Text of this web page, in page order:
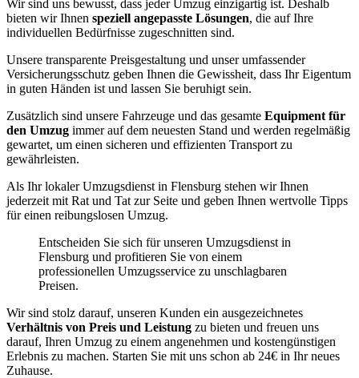
Wir sind uns bewusst, dass jeder Umzug einzigartig ist. Deshalb
bieten wir Ihnen speziell angepasste Lösungen, die auf Ihre
individuellen Bedürfnisse zugeschnitten sind.
Unsere transparente Preisgestaltung und unser umfassender
Versicherungsschutz geben Ihnen die Gewissheit, dass Ihr Eigentum
in guten Händen ist und lassen Sie beruhigt sein.
Zusätzlich sind unsere Fahrzeuge und das gesamte Equipment für
den Umzug immer auf dem neuesten Stand und werden regelmäßig
gewartet, um einen sicheren und effizienten Transport zu
gewährleisten.
Als Ihr lokaler Umzugsdienst in Flensburg stehen wir Ihnen
jederzeit mit Rat und Tat zur Seite und geben Ihnen wertvolle Tipps
für einen reibungslosen Umzug.
Entscheiden Sie sich für unseren Umzugsdienst in
Flensburg und profitieren Sie von einem
professionellen Umzugsservice zu unschlagbaren
Preisen.
Wir sind stolz darauf, unseren Kunden ein ausgezeichnetes
Verhältnis von Preis und Leistung zu bieten und freuen uns
darauf, Ihren Umzug zu einem angenehmen und kostengünstigen
Erlebnis zu machen. Starten Sie mit uns schon ab 24€ in Ihr neues
Zuhause.